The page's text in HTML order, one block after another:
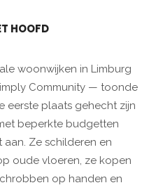
HOOFD
woonwijken in Limburg
Community — toonde
eerste plaats gehecht zijn
beperkte budgetten
Ze schilderen en
oude vloeren, ze kopen
op handen en